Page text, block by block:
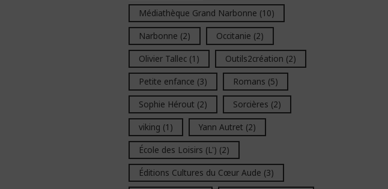
Médiathèque Grand Narbonne (10)
Narbonne (2) Occitanie (2)
Olivier Tallec (1) Outils2création (2)
Petite enfance (3) Romans (5)
Sophie Hérout (2) Sorcières (2)
viking (1) Yann Autret (2)
École des Loisirs (L') (2)
Éditions Cultures du Cœur Aude (3)